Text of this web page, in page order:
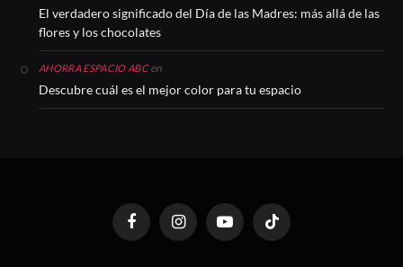
El verdadero significado del Día de las Madres: más allá de las
flores y los chocolates
AHORRA ESPACIO ABCen
Descubre cuál es el mejor color para tu espacio
FacebookInstagramYouTubeTikTok